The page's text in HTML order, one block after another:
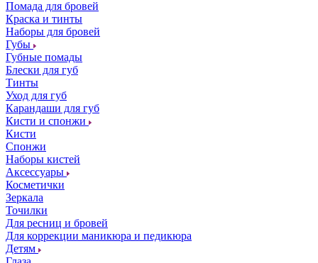
Помада для бровей
Краска и тинты
Наборы для бровей
Губы
Губные помады
Блески для губ
Тинты
Уход для губ
Карандаши для губ
Кисти и спонжи
Кисти
Спонжи
Наборы кистей
Аксессуары
Косметички
Зеркала
Точилки
Для ресниц и бровей
Для коррекции маникюра и педикюра
Детям